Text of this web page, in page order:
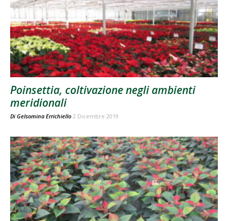
Poinsettia, coltivazione negli ambienti
meridionali
Di Gelsomina Errichiello 2 Dicembre 2019